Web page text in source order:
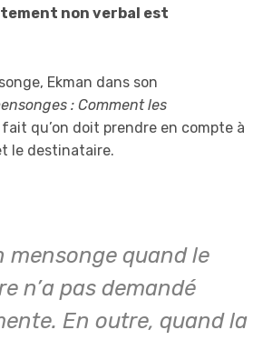
non verbal est
Ekman dans son
: Comment les
qu’on doit prendre en compte à
le destinataire.
mensonge quand le
n’a pas demandé
En outre, quand la